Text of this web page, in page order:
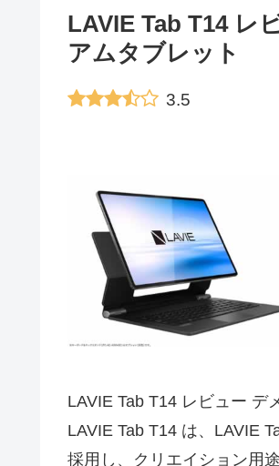
LAVIE Tab T14 レ
アムタブレット
3.5
LAVIE Tab T14 レビュー デ
LAVIE Tab T14 は、LAVIE
採用し、クリエイション用